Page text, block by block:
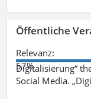
Öffentliche
Relevanz:
57%
Digitalisierung“
Social Media.